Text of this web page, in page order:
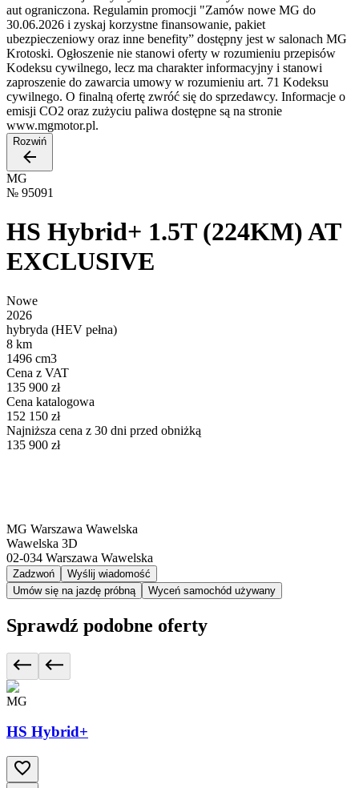
aut ograniczona. Regulamin promocji "Zamów nowe MG do
30.06.2026 i zyskaj korzystne finansowanie, pakiet
ubezpieczeniowy oraz inne benefity” dostępny jest w salonach MG
Krotoski. Ogłoszenie nie stanowi oferty w rozumieniu przepisów
Kodeksu cywilnego, lecz ma charakter informacyjny i stanowi
zaproszenie do zawarcia umowy w rozumieniu art. 71 Kodeksu
cywilnego. O finalną ofertę zwróć się do sprzedawcy. Informacje o
emisji CO2 oraz zużyciu paliwa dostępne są na stronie
www.mgmotor.pl.
Rozwiń
MG
№ 95091
HS Hybrid+ 1.5T (224KM) AT
EXCLUSIVE
Nowe
2026
hybryda (HEV pełna)
8 km
1496 cm3
Cena z VAT
135 900 zł
Cena katalogowa
152 150 zł
Najniższa cena z 30 dni przed obniżką
135 900 zł
MG Warszawa Wawelska
Wawelska 3D
02-034 Warszawa Wawelska
Zadzwoń
Wyślij wiadomość
Umów się na jazdę próbną
Wyceń samochód używany
Sprawdź podobne oferty
MG
HS Hybrid+